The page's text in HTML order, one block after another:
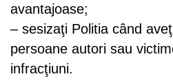
avantajoase;
– sesizaţi Politia când
persoane autori sau
infracţiuni.